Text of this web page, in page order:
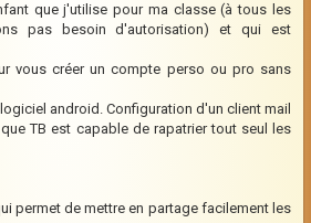
que j'utilise pour ma classe (à tous les
pas besoin d'autorisation) et qui est
vous créer un compte perso ou pro sans
android. Configuration d'un client mail
TB est capable de rapatrier tout seul les
permet de mettre en partage facilement les